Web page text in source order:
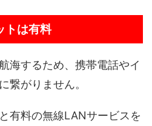
トは有料
海するため、携帯電話やイ
繋がりません。
有料の無線LANサービスを